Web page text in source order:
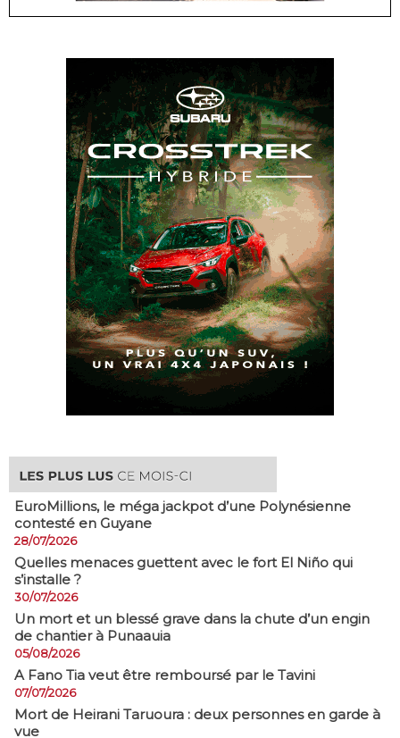
EuroMillions, ​le méga jackpot d’une Polynésienne
contesté en Guyane
28/07/2026
Quelles menaces guettent avec le fort El Niño qui
s’installe ?
30/07/2026
​Un mort et un blessé grave dans la chute d’un engin
de chantier à Punaauia
05/08/2026
A Fano Tia veut être remboursé par le Tavini
07/07/2026
Mort de Heirani Taruoura : deux personnes en garde à
vue